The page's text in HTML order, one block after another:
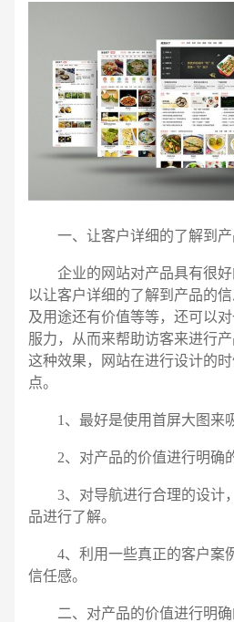
一、让客户详细的了解到产
企业的网站对产品具有很好
以让客户详细的了解到产品的
及用途还有价值等等，还可以
服力，从而来帮助访客来进行
这种效果，网站在进行设计的
点。
1、最好是使用首屏大图来吸
2、对产品的价值进行明确的
3、对导航进行合理的设计
品进行了解。
4、利用一些真正的客户案
信任感。
二、对产品的价值进行明确
请输入您的公司名称